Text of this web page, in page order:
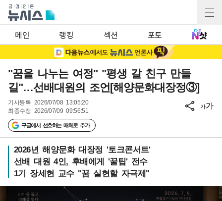
메인 랭킹 섹션 포토
"꿈을 나누는 여정" "평생 갈 친구 만들
길"…선배대원의 조언[해양문화대장정③]
기사등록 2026/07/08 13:05:20
최종수정 2026/07/09 09:56:51
구글에서 선호하는 매체로 추가
가가
2026년 해양문화 대장정 '토크콘서트'
선배 대원 4인, 후배에게 '꿀팁' 전수
1기 장세현 교수 "꿈 실현할 자극제"